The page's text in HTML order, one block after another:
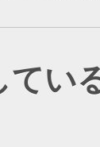
てい